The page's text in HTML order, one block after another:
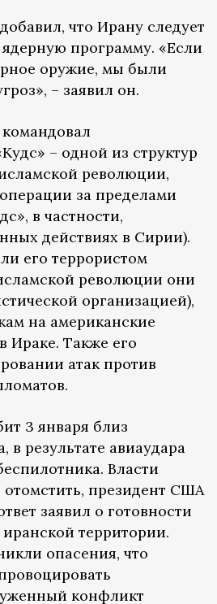
что Ирану следует
программу. «Если
оружие, мы были
– заявил он.
командовал
– одной из структур
революции,
за пределами
в частности,
действиях в Сирии).
его террористом
революции они
организацией),
на американские
Ираке. Также его
атак против
3 января близ
в результате авиаудара
Власти
президент США
заявил о готовности
территории.
опасения, что
конфликт